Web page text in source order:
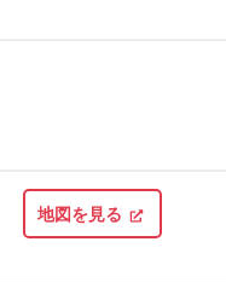
地図を見る